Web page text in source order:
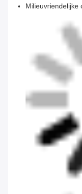
Milieuvriendelijke